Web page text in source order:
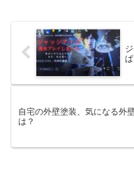
自宅の外壁塗装、気になる外
は？